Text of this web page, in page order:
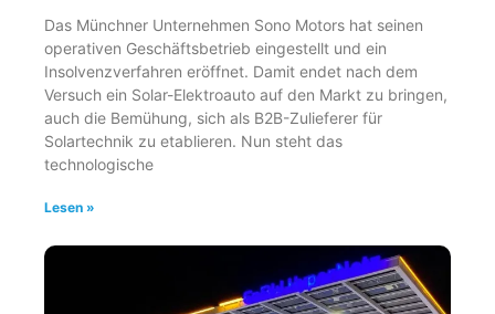
Das Münchner Unternehmen Sono Motors hat seinen
operativen Geschäftsbetrieb eingestellt und ein
Insolvenzverfahren eröffnet. Damit endet nach dem
Versuch ein Solar-Elektroauto auf den Markt zu bringen,
auch die Bemühung, sich als B2B-Zulieferer für
Solartechnik zu etablieren. Nun steht das
technologische
Lesen »